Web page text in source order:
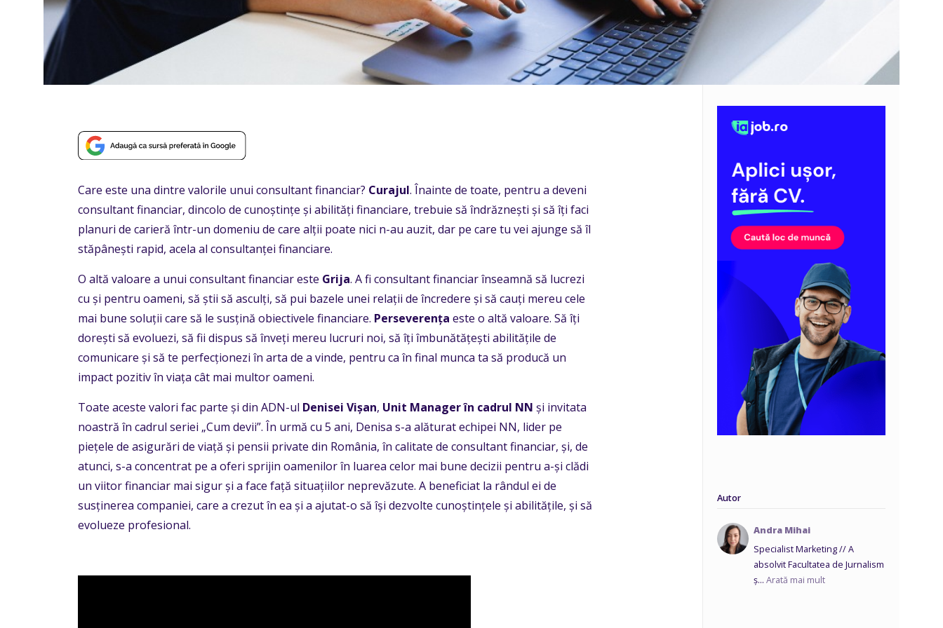
Care este una dintre valorile unui consultant financiar? Curajul. Înainte de toate, pentru a deveni
consultant financiar, dincolo de cunoștințe și abilități financiare, trebuie să îndrăznești și să îți faci
planuri de carieră într-un domeniu de care alții poate nici n-au auzit, dar pe care tu vei ajunge să îl
stăpânești rapid, acela al consultanței financiare.
O altă valoare a unui consultant financiar este Grija. A fi consultant financiar înseamnă să lucrezi
cu și pentru oameni, să știi să asculți, să pui bazele unei relații de încredere și să cauți mereu cele
mai bune soluții care să le susțină obiectivele financiare. Perseverența este o altă valoare. Să îți
dorești să evoluezi, să fii dispus să înveți mereu lucruri noi, să îți îmbunătățești abilitățile de
comunicare și să te perfecționezi în arta de a vinde, pentru ca în final munca ta să producă un
impact pozitiv în viața cât mai multor oameni.
Toate aceste valori fac parte și din ADN-ul Denisei Vișan, Unit Manager în cadrul NN și invitata
noastră în cadrul seriei „Cum devii”. În urmă cu 5 ani, Denisa s-a alăturat echipei NN, lider pe
piețele de asigurări de viață și pensii private din România, în calitate de consultant financiar, și, de
atunci, s-a concentrat pe a oferi sprijin oamenilor în luarea celor mai bune decizii pentru a-și clădi
un viitor financiar mai sigur și a face față situațiilor neprevăzute. A beneficiat la rândul ei de
susținerea companiei, care a crezut în ea și a ajutat-o să își dezvolte cunoștințele și abilitățile, și să
evolueze profesional.
Autor
Andra Mihai
Specialist Marketing // A
absolvit Facultatea de Jurnalism
ș...Arată mai mult